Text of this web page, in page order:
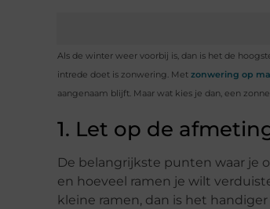
Als de winter weer voorbij is, dan is het de
intrede doet is zonwering. Met zonwering op
aangenaam blijft. Maar wat kies je dan, een
1. Let op de
De belangrijkste punten waar je
en hoeveel ramen je wilt
kleine ramen, dan is het